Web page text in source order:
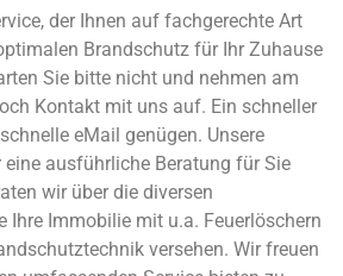
der Ihnen auf fachgerechte Art
Brandschutz für Ihr Zuhause
Sie bitte nicht und nehmen am
Kontakt mit uns auf. Ein schneller
eMail genügen. Unsere
ausführliche Beratung für Sie
wir über die diversen
Ihre Immobilie mit u.a. Feuerlöschern
versehen. Wir freuen